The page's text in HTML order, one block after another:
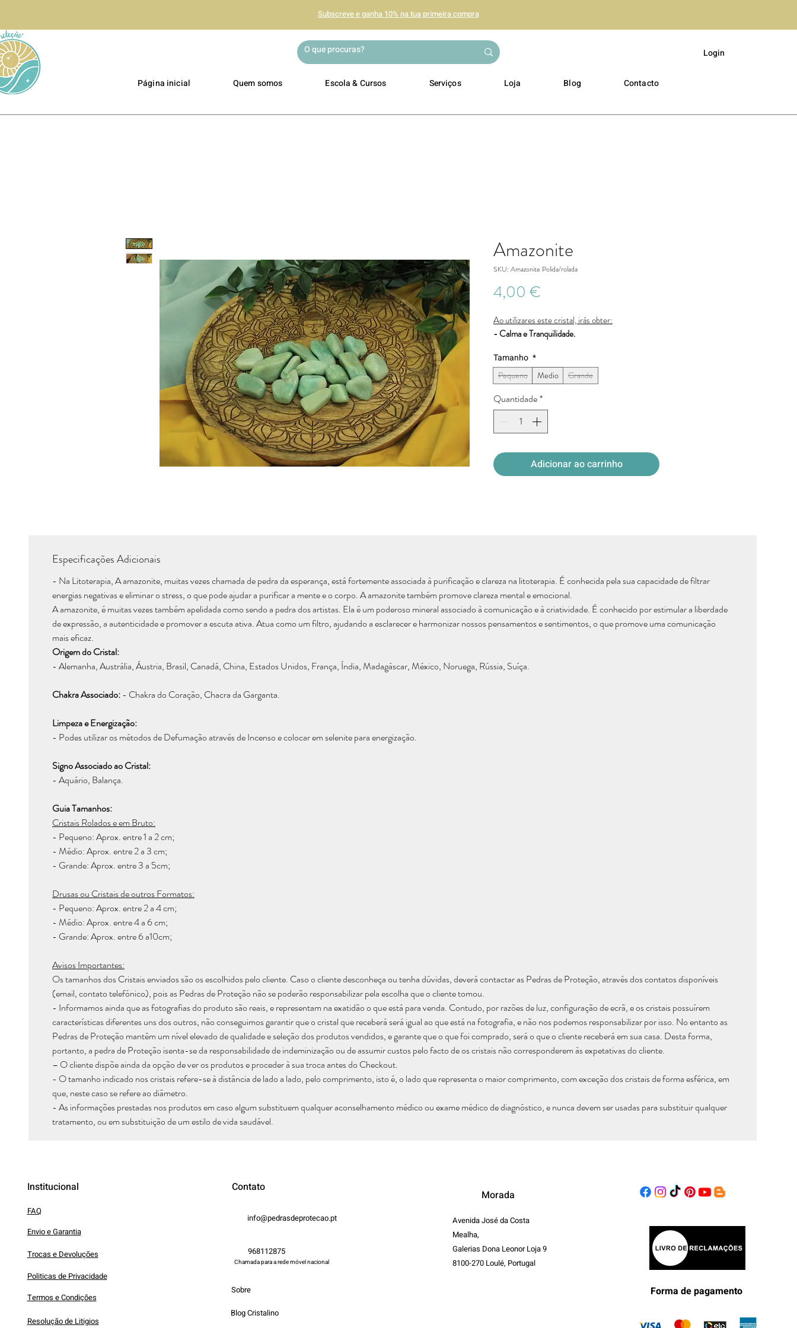
Subscreve e ganha 10% na tua primeira compra
Login
Página inicial Quem somos Escola & Cursos Serviços Loja Blog Contacto
Amazonite
SKU: Amazonite Polida/rolada
4,00 €
Ao utilizares este cristal, irás obter:
- Calma e Tranquilidade.
Tamanho *
Pequeno Medio Grande
Quantidade*
Adicionar ao carrinho
Especificações Adicionais
- Na Litoterapia, A amazonite, muitas vezes chamada de pedra da esperança, está fortemente associada à purificação e clareza na litoterapia. É conhecida pela sua capacidade de filtrar
energias negativas e eliminar o stress, o que pode ajudar a purificar a mente e o corpo. A amazonite também promove clareza mental e emocional.
A amazonite, é muitas vezes também apelidada como sendo a pedra dos artistas. Ela é um poderoso mineral associado à comunicação e à criatividade. É conhecido por estimular a liberdade
de expressão, a autenticidade e promover a escuta ativa. Atua como um filtro, ajudando a esclarecer e harmonizar nossos pensamentos e sentimentos, o que promove uma comunicação
mais eficaz.
Origem do Cristal:
- Alemanha, Austrália, Áustria, Brasil, Canadá, China, Estados Unidos, França, Índia, Madagáscar, México, Noruega, Rússia, Suíça.
Chakra Associado:- Chakra do Coração, Chacra da Garganta.
Limpeza e Energização:
- Podes utilizar os métodos de Defumação através de Incenso e colocar em selenite para energização.
Signo Associado ao Cristal:
- Aquário, Balança.
Guia Tamanhos:
Cristais Rolados e em Bruto:
- Pequeno: Aprox. entre 1 a 2 cm;
- Médio: Aprox. entre 2 a 3 cm;
- Grande: Aprox. entre 3 a 5cm;
Drusas ou Cristais de outros Formatos:
- Pequeno: Aprox. entre 2 a 4 cm;
- Médio: Aprox. entre 4 a 6 cm;
- Grande: Aprox. entre 6 a10cm;
Avisos Importantes:
Os tamanhos dos Cristais enviados são os escolhidos pelo cliente. Caso o cliente desconheça ou tenha dúvidas, deverá contactar as Pedras de Proteção, através dos contatos disponíveis
(email, contato telefónico), pois as Pedras de Proteção não se poderão responsabilizar pela escolha que o cliente tomou.
- Informamos ainda que as fotografias do produto são reais, e representam na exatidão o que está para venda. Contudo, por razões de luz, configuração de ecrã, e os cristais possuírem
características diferentes uns dos outros, não conseguimos garantir que o cristal que receberá será igual ao que está na fotografia, e não nos podemos responsabilizar por isso. No entanto as
Pedras de Proteção mantêm um nível elevado de qualidade e seleção dos produtos vendidos, e garante que o que foi comprado, será o que o cliente receberá em sua casa. Desta forma,
portanto, a pedra de Proteção isenta-se da responsabilidade de indeminização ou de assumir custos pelo facto de os cristais não corresponderem às expetativas do cliente.
– O cliente dispõe ainda da opção de ver os produtos e proceder à sua troca antes do Checkout.
- O tamanho indicado nos cristais refere-se à distância de lado a lado, pelo comprimento, isto é, o lado que representa o maior comprimento, com exceção dos cristais de forma esférica, em
que, neste caso se refere ao diâmetro.
- As informações prestadas nos produtos em caso algum substituem qualquer aconselhamento médico ou exame médico de diagnóstico, e nunca devem ser usadas para substituir qualquer
tratamento, ou em substituição de um estilo de vida saudável.
Institucional
FAQ
Envio e Garantia
Trocas e Devoluções
Politicas de Privacidade
Termos e Condições
Resolução de Litigios
Contato
info@pedrasdeprotecao.pt
968112875
Chamada para a rede móvel nacional
Sobre
Blog Cristalino
Morada
Avenida José da Costa
Mealha,
Galerias Dona Leonor Loja 9
8100-270 Loulé, Portugal
Forma de pagamento